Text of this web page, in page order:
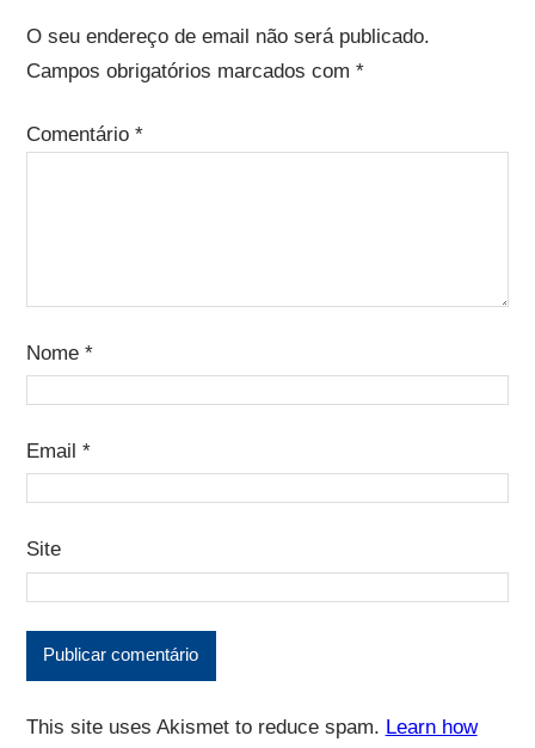
O seu endereço de email não será publicado.
Campos obrigatórios marcados com *
Comentário *
Nome *
Email *
Site
This site uses Akismet to reduce spam. Learn how